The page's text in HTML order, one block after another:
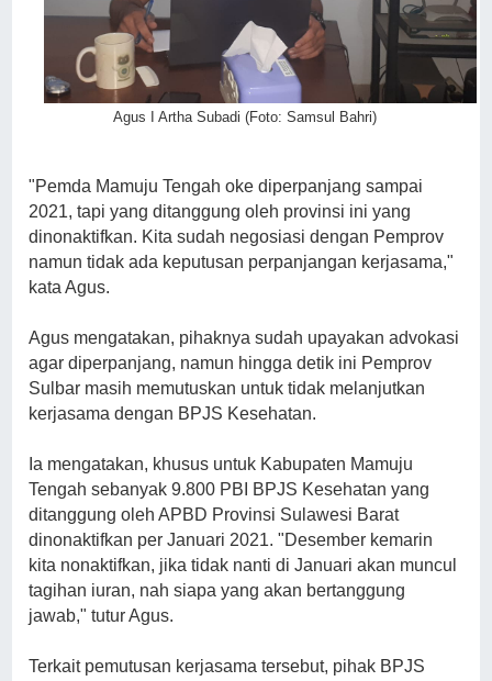
Agus I Artha Subadi (Foto: Samsul Bahri)
"Pemda Mamuju Tengah oke diperpanjang sampai
2021, tapi yang ditanggung oleh provinsi ini yang
dinonaktifkan. Kita sudah negosiasi dengan Pemprov
namun tidak ada keputusan perpanjangan kerjasama,"
kata Agus.
Agus mengatakan, pihaknya sudah upayakan advokasi
agar diperpanjang, namun hingga detik ini Pemprov
Sulbar masih memutuskan untuk tidak melanjutkan
kerjasama dengan BPJS Kesehatan.
Ia mengatakan, khusus untuk Kabupaten Mamuju
Tengah sebanyak 9.800 PBI BPJS Kesehatan yang
ditanggung oleh APBD Provinsi Sulawesi Barat
dinonaktifkan per Januari 2021. "Desember kemarin
kita nonaktifkan, jika tidak nanti di Januari akan muncul
tagihan iuran, nah siapa yang akan bertanggung
jawab," tutur Agus.
Terkait pemutusan kerjasama tersebut, pihak BPJS